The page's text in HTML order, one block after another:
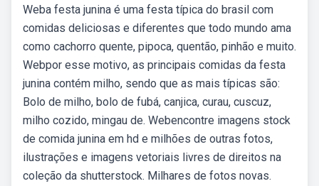
Weba festa junina é uma festa típica do brasil com
comidas deliciosas e diferentes que todo mundo ama
como cachorro quente, pipoca, quentão, pinhão e muito.
Webpor esse motivo, as principais comidas da festa
junina contém milho, sendo que as mais típicas são:
Bolo de milho, bolo de fubá, canjica, curau, cuscuz,
milho cozido, mingau de. Webencontre imagens stock
de comida junina em hd e milhões de outras fotos,
ilustrações e imagens vetoriais livres de direitos na
coleção da shutterstock. Milhares de fotos novas.